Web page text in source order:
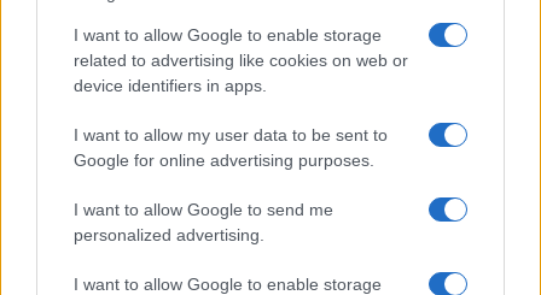
I want to allow Google to enable storage
related to advertising like cookies on web or
device identifiers in apps.
I want to allow my user data to be sent to
Google for online advertising purposes.
I want to allow Google to send me
personalized advertising.
I want to allow Google to enable storage
I nostri cari
Giovannimaria Cabras